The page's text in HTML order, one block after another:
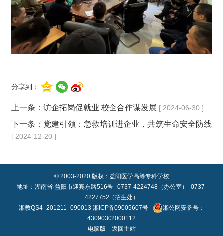
分享到：
上一条： 访企拓岗促就业 校企合作谋发展 [ 2024-06-30 ]
下一条： 党建引领：急救培训进企业，共筑生命安全防线
[ 2024-12-20 ]
© 2003-2020 版权：益阳医学高等专科学校
地址：湖南省·益阳市迎宾东路516号 0737-4224748（办公室） 0737-
4227752（招生处）
湘教QS4_201211_090013 湘ICP备09005607号
湘公网安备号：
43090302000112
电脑版
返回主站